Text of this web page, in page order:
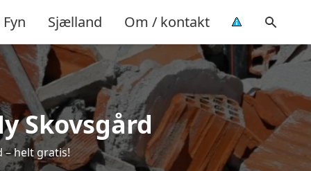
Fyn Sjælland Om / kontakt
Skovsgård
helt gratis!